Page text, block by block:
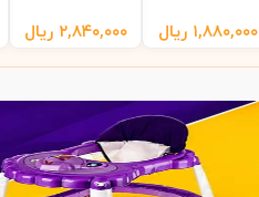
۱,۸۸۰,۰۰۰ ریال ۲,۸۴۰,۰۰۰ ریال